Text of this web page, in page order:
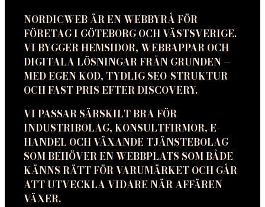
NORDICWEB ÄR EN WEBBYRÅ FÖR
FÖRETAG I GÖTEBORG OCH VÄSTSVERIGE.
VI BYGGER HEMSIDOR, WEBBAPPAR OCH
DIGITALA LÖSNINGAR FRÅN GRUNDEN —
MED EGEN KOD, TYDLIG SEO-STRUKTUR
OCH FAST PRIS EFTER DISCOVERY.
VI PASSAR SÄRSKILT BRA FÖR
INDUSTRIBOLAG, KONSULTFIRMOR, E-
HANDEL OCH VÄXANDE TJÄNSTEBOLAG
SOM BEHÖVER EN WEBBPLATS SOM BÅDE
KÄNNS RÄTT FÖR VARUMÄRKET OCH GÅR
ATT UTVECKLA VIDARE NÄR AFFÄREN
VÄXER.